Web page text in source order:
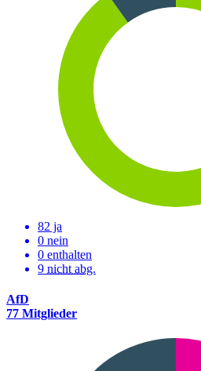
82 ja
0 nein
0 enthalten
9 nicht abg.
AfD
77 Mitglieder